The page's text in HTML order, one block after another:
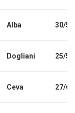
Alba 30/
Dogliani 25/
Ceva 27/